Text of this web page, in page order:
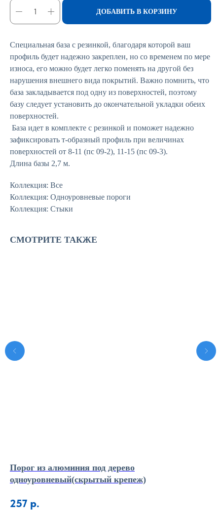
ДОБАВИТЬ В КОРЗИНУ
Специальная база с резинкой, благодаря которой ваш
профиль будет надежно закреплен, но со временем по мере
износа, его можно будет легко поменять на другой без
нарушения внешнего вида покрытий. Важно помнить, что
база закладывается под одну из поверхностей, поэтому
базу следует установить до окончательной укладки обеих
поверхностей.
База идет в комплекте с резинкой и поможет надежно
зафиксировать т-образный профиль при величинах
поверхностей от 8-11 (пс 09-2), 11-15 (пс 09-3).
Длина базы 2,7 м.
Коллекция: Все
Коллекция: Одноуровневые пороги
Коллекция: Стыки
СМОТРИТЕ ТАКЖЕ
Порог из алюминия под дерево
одноуровневый(скрытый крепеж)
257 р.